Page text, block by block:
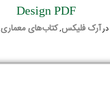
Design PDF
درآرک فلیکس,کتاب‌های معماری VIP